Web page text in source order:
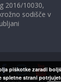
2016/10030,
sodišče v
piškotke zaradi
spletne strani